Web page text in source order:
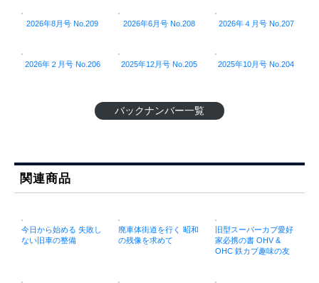
2026年8月号 No.209 2026年6月号 No.208 2026年４月号 No.207
2026年２月号 No.206 2025年12月号 No.205 2025年10月号 No.204
バックナンバー一覧
関連商品
今日から始める 失敗し
ない旧車の整備
廃車体街道を行く 昭和
の残像を求めて
旧型スーパーカブ愛好
家必携の書 OHV &
OHC 鉄カブ趣味の友